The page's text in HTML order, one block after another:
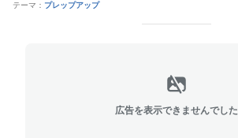
テーマ： プレップアップ
広告を表示できませんでした